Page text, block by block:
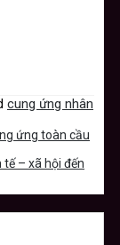
cung ứng nhân
ứng toàn cầu
– xã hội đến